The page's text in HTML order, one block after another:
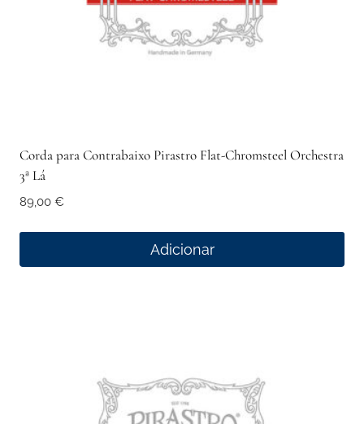
Corda para Contrabaixo Pirastro Flat-Chromsteel Orchestra
3ª Lá
89,00 €
Adicionar